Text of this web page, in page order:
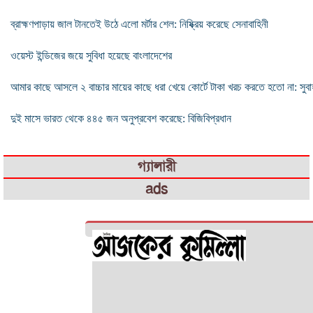
ব্রাহ্মণপাড়ায় জাল টানতেই উঠে এলো মর্টার শেল: নিষ্ক্রিয় করেছে সেনাবাহিনী
ওয়েস্ট ইন্ডিজের জয়ে সুবিধা হয়েছে বাংলাদেশের
আমার কাছে আসলে ২ বাচ্চার মায়ের কাছে ধরা খেয়ে কোর্টে টাকা খরচ করতে হতো না:
দুই মাসে ভারত থেকে ৪৪৫ জন অনুপ্রবেশ করেছে: বিজিবিপ্রধান
গ্যালারী
ads